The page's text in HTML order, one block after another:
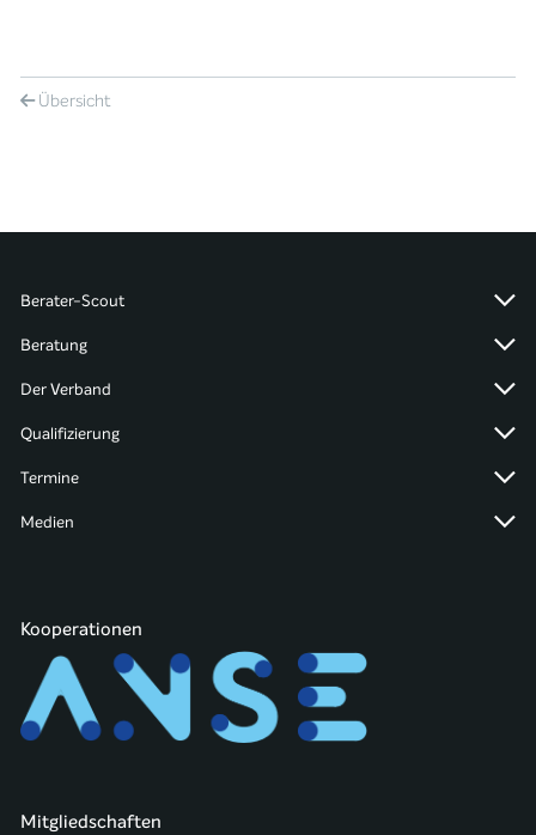
Übersicht
Berater-Scout
Beratung
Der Verband
Qualifizierung
Termine
Medien
Kooperationen
Mitgliedschaften